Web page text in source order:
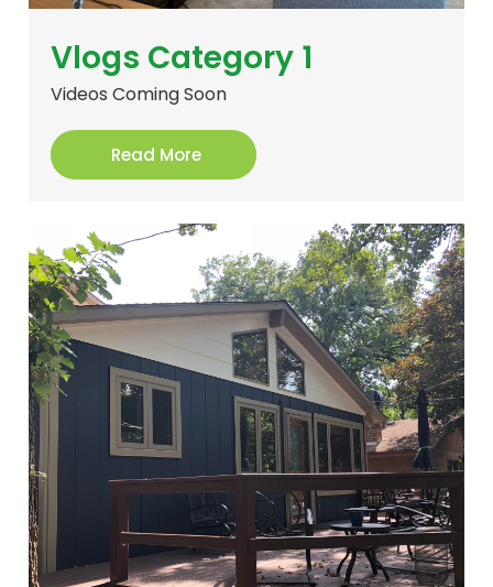
Vlogs Category 1
Videos Coming Soon
Read More